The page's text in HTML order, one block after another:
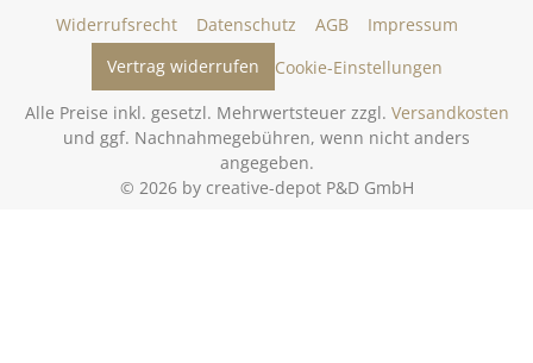
Widerrufsrecht
Datenschutz AGB
Impressum
Vertrag widerrufen
Cookie-Einstellungen
Alle Preise inkl. gesetzl. Mehrwertsteuer zzgl. Versandkosten
und ggf. Nachnahmegebühren, wenn nicht anders
angegeben.
© 2026 by creative-depot P&D GmbH